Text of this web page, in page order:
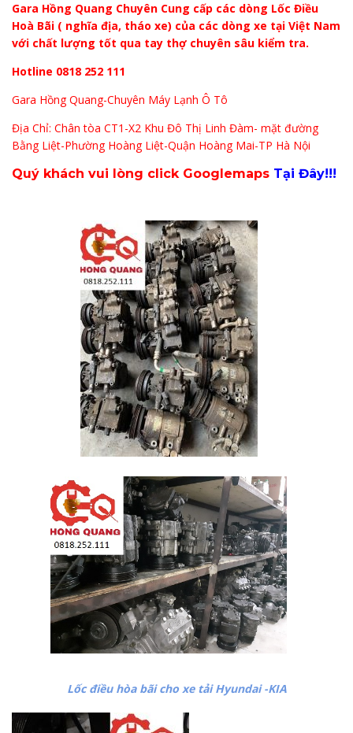
Gara Hồng Quang Chuyên Cung cấp các dòng Lốc Điều
Hoà Bãi ( nghĩa địa, tháo xe) của các dòng xe tại Việt Nam
với chất lượng tốt qua tay thợ chuyên sâu kiểm tra.
Hotline 0818 252 111
Gara Hồng Quang-Chuyên Máy Lạnh Ô Tô
Địa Chỉ: Chân tòa CT1-X2 Khu Đô Thị Linh Đàm- mặt đường
Bằng Liệt-Phường Hoàng Liệt-Quận Hoàng Mai-TP Hà Nội
Quý khách vui lòng click Googlemaps Tại Đây!!!
Lốc điều hòa bãi cho xe tải Hyundai -KIA